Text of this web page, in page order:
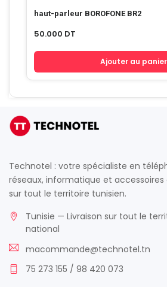
haut-parleur BOROFONE BR2
50.000 DT
Ajouter au panier
Technotel : votre spécialiste en
réseaux, informatique et accessoires
sur tout le territoire tunisien.
Tunisie — Livraison sur tout le
national
macommande@technotel.tn
75 273 155 / 98 420 073